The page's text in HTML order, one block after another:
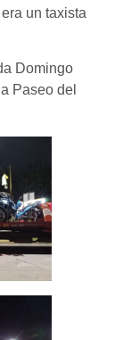
un taxista
Domingo
Paseo del